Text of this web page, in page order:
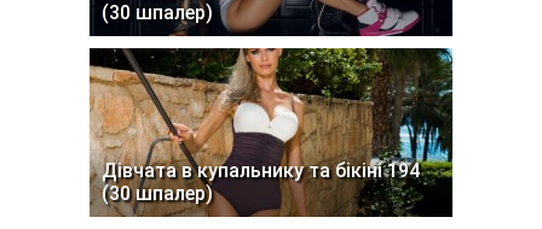
(30 шпалер)
Дівчата в купальнику та бікіні 194
(30 шпалер)